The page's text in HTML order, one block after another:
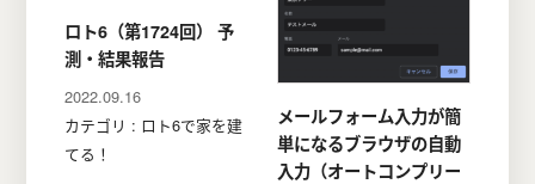
ロト6（第1724回） 予
測・結果報告
2022.09.16
カテゴリ : ロト6で家を建
てる！
メールフォーム入力が簡
単になるブラウザの自動
入力（オートコンプリー